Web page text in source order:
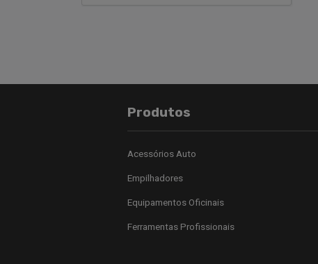
Produtos
Acessórios Auto
Empilhadores
Equipamentos Oficinais
Ferramentas Profissionais